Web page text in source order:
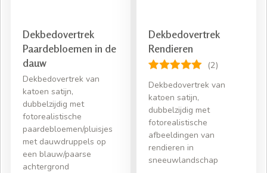
Dekbedovertrek
Paardebloemen in de
dauw
Dekbedovertrek van
katoen satijn,
dubbelzijdig met
fotorealistische
paardebloemen/pluisjes
met dauwdruppels op
een blauw/paarse
achtergrond
Dekbedovertrek
Rendieren
(2)
Dekbedovertrek van
katoen satijn,
dubbelzijdig met
fotorealistische
afbeeldingen van
rendieren in
sneeuwlandschap